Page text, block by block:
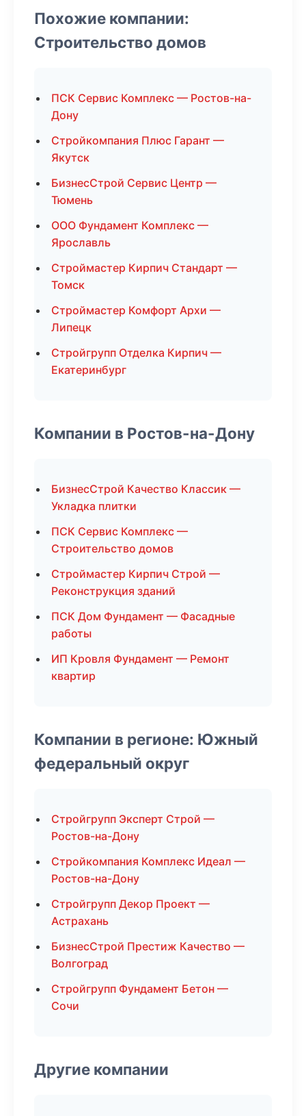
Похожие компании:
Строительство домов
ПСК Сервис Комплекс — Ростов-на-
Дону
Стройкомпания Плюс Гарант —
Якутск
БизнесСтрой Сервис Центр —
Тюмень
ООО Фундамент Комплекс —
Ярославль
Строймастер Кирпич Стандарт —
Томск
Строймастер Комфорт Архи —
Липецк
Стройгрупп Отделка Кирпич —
Екатеринбург
Компании в Ростов-на-Дону
БизнесСтрой Качество Классик —
Укладка плитки
ПСК Сервис Комплекс —
Строительство домов
Строймастер Кирпич Строй —
Реконструкция зданий
ПСК Дом Фундамент — Фасадные
работы
ИП Кровля Фундамент — Ремонт
квартир
Компании в регионе: Южный
федеральный округ
Стройгрупп Эксперт Строй —
Ростов-на-Дону
Стройкомпания Комплекс Идеал —
Ростов-на-Дону
Стройгрупп Декор Проект —
Астрахань
БизнесСтрой Престиж Качество —
Волгоград
Стройгрупп Фундамент Бетон —
Сочи
Другие компании